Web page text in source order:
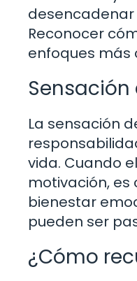
Reconocer
enfoques más
La sensación
vida. Cuando
motivación,
bienestar
pueden ser
¿Cómo